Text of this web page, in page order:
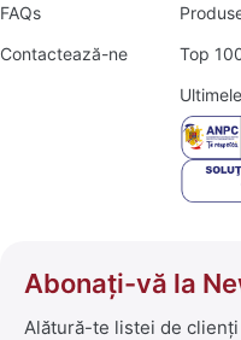
FAQs
Contactează-ne
Top
Abonați-vă la
Alătură-te listei de